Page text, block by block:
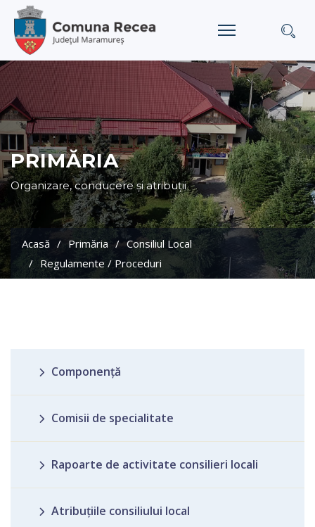
PRIMĂRIA
Organizare, conducere și atribuții
Acasă Primăria
Consiliul Local
Regulamente / Proceduri
Componență
Comisii de specialitate
Rapoarte de activitate consilieri locali
Atribuţiile consiliului local